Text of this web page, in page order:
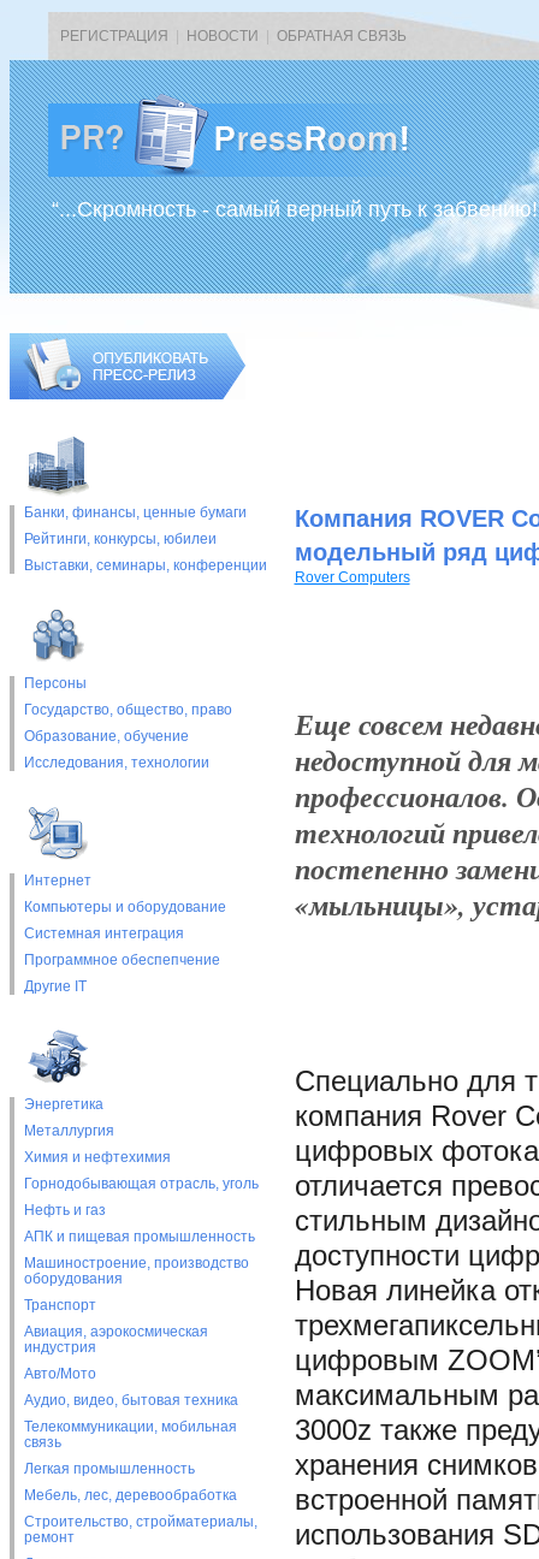
РЕГИСТРАЦИЯ НОВОСТИ ОБРАТНАЯ СВЯЗЬ
“...Скромность - самый верный путь к
Банки, финансы, ценные бумаги
Рейтинги, конкурсы, юбилеи
Выставки, cеминары, конференции
Персоны
Государство, общество, право
Образование, обучение
Исследования, технологии
Интернет
Компьютеры и оборудование
Системная интеграция
Программное обеспепчение
Другие IT
Энергетика
Металлургия
Химия и нефтехимия
Горнодобывающая отрасль, уголь
Нефть и газ
АПК и пищевая промышленность
Машиностроение, производство
оборудования
Транспорт
Авиация, аэрокосмическая
индустрия
Авто/Мото
Аудио, видео, бытовая техника
Телекоммуникации, мобильная
связь
Легкая промышленность
Мебель, лес, деревообработка
Строительство, стройматериалы,
ремонт
Компания ROVER
модельный ряд
Rover Computers
Еще совсем
недоступной для
профессионалов.
технологий
постепенно
«мыльницы»,
Специально для
компания Rover
цифровых
отличается
стильным
доступности
Новая линейка
цифровым
максимальным
3000z также
хранения
встроенной
использования